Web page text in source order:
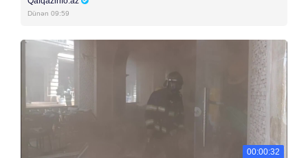
Dünən 09:59
00:00:32